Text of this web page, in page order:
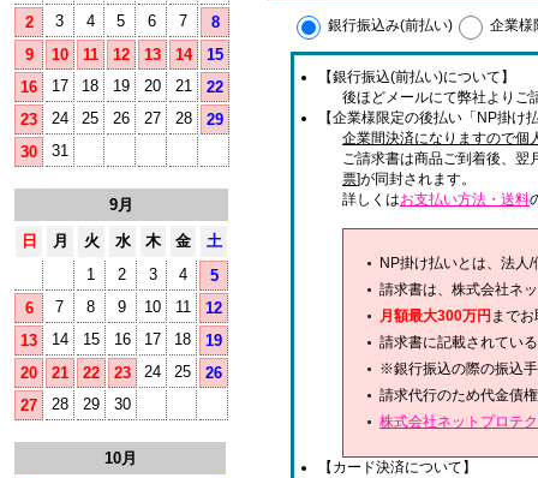
2
3 4 5 6 7
8
9
10 11 12 13 14
15
16
17 18 19 20 21
22
23
24 25 26 27 28
29
30
31
9月
日
月 火 水 木 金
土
1
2 3 4
5
6
7 8 9 10 11
12
13
14 15 16 17 18
19
20
21 22 23 24 25
26
27
28 29 30
10月
銀行振込み(前払い) 企業様
【銀行振込(前払い)について】
後ほどメールにて弊社よりご
【企業様限定の後払い「NP掛け
企業間決済になりますので個
ご請求書は商品ご到着後、翌
票]が同封されます。
詳しくはお支払い方法・送料
NP掛け払いとは、法人
請求書は、株式会社ネ
月額最大300万円 まで
請求書に記載されてい
※銀行振込の際の振込
請求代行のため代金債
株式会社ネットプロテ
【カード決済について】